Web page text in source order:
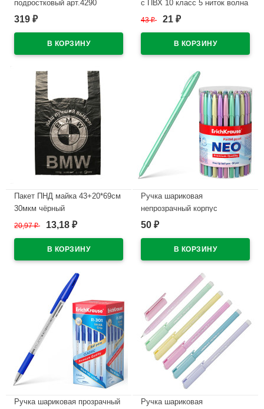
подростковый арт.4290
размер 122-170 цвет белый
319 ₽
с ПВХ 10 класс 5 ниток волна
белые 132 тэкс
43₽ 21 ₽
Пакет ПНД майка 43+20*69см
30мкм чёрный
WWW/World(Ст.50/500)
20,97₽ 13,18 ₽
Ручка шариковая
непрозрачный корпус
(ErichKrause) Neo Пастель
игла, одноразовая арт.55380
(Ст.60)
50 ₽
Ручка шариковая прозрачный
Ручка шариковая